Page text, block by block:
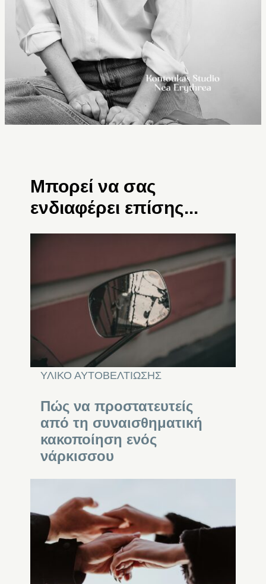
Μπορεί να σας
ενδιαφέρει επίσης...
ΥΛΙΚΟ ΑΥΤΟΒΕΛΤΙΩΣΗΣ
Πώς να προστατευτείς
από τη συναισθηματική
κακοποίηση ενός
νάρκισσου